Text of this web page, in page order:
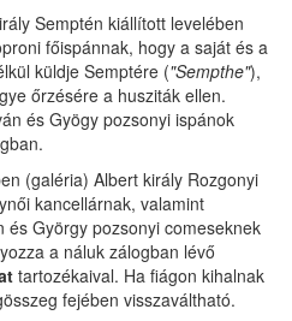
Semptén kiállított levelében
főispánnak, hogy a saját és a
küldje Semptére ("Sempthe"),
őrzésére a husziták ellen.
és Gyögy pozsonyi ispánok
(galéria) Albert király Rozgonyi
kancellárnak, valamint
és György pozsonyi comeseknek
a náluk zálogban lévő
tartozékaival. Ha fiágon kihalnak
fejében visszaváltható.